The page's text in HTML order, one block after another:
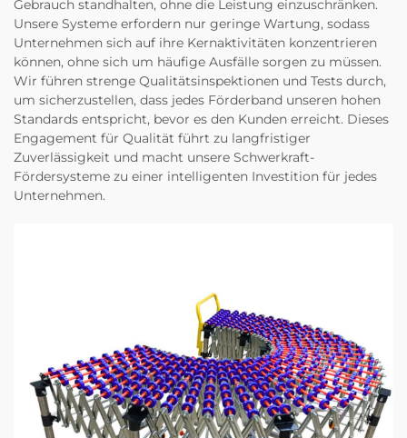
Gebrauch standhalten, ohne die Leistung einzuschränken.
Unsere Systeme erfordern nur geringe Wartung, sodass
Unternehmen sich auf ihre Kernaktivitäten konzentrieren
können, ohne sich um häufige Ausfälle sorgen zu müssen.
Wir führen strenge Qualitätsinspektionen und Tests durch,
um sicherzustellen, dass jedes Förderband unseren hohen
Standards entspricht, bevor es den Kunden erreicht. Dieses
Engagement für Qualität führt zu langfristiger
Zuverlässigkeit und macht unsere Schwerkraft-
Fördersysteme zu einer intelligenten Investition für jedes
Unternehmen.